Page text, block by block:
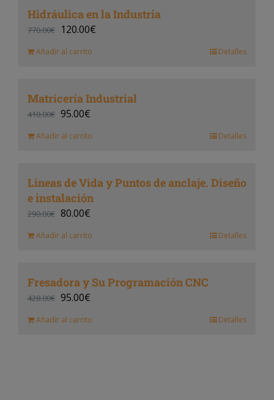
Hidráulica en la Industria
770.00€ 120.00€
Añadir al carrito Detalles
Matricería Industrial
410.00€ 95.00€
Añadir al carrito Detalles
Lineas de Vida y Puntos de anclaje. Diseño
e instalación
290.00€ 80.00€
Añadir al carrito Detalles
Fresadora y Su Programación CNC
428.00€ 95.00€
Añadir al carrito Detalles